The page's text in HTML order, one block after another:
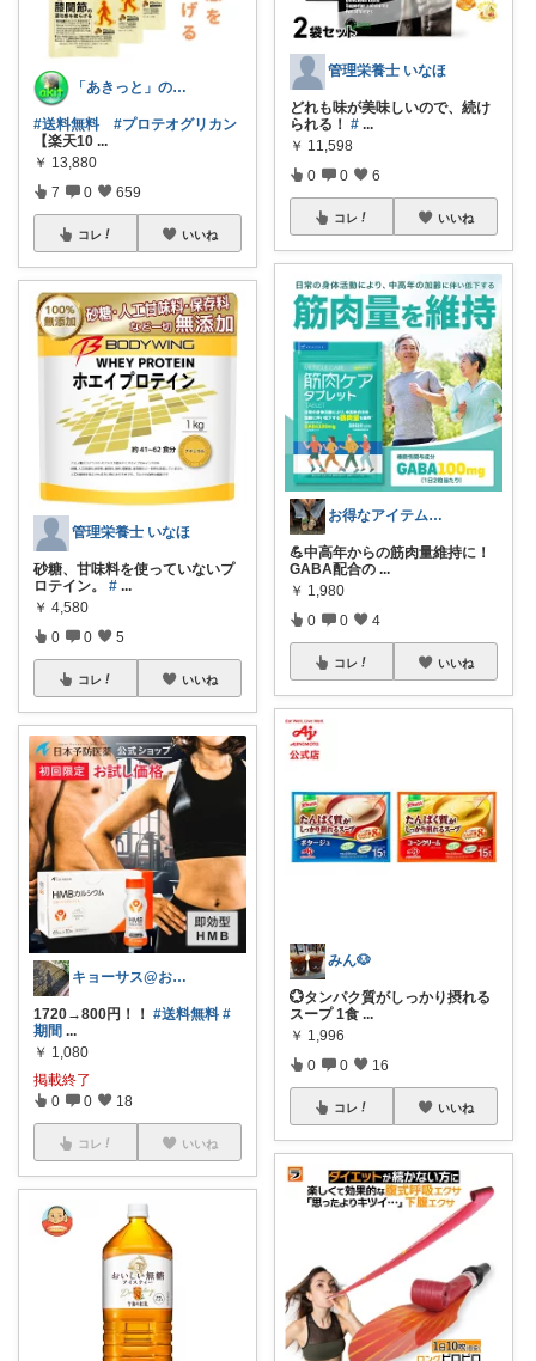
「あきっと」の癒やし部屋！
#送料無料
#プロテオグリカン
【楽天10 ...
￥ 13,880
7 0 659
コレ いいね
管理栄養士 いなほ
砂糖、甘味料を使っていないプ
ロテイン。 # ...
￥ 4,580
0 0 5
コレ いいね
キョーサス@お得、高P、便利グッズ
1720→800円！！ #送料無料 #
期間 ...
￥ 1,080
掲載終了
0 0 18
コレ いいね
管理栄養士 いなほ
どれも味が美味しいので、続け
られる！ # ...
￥ 11,598
0 0 6
コレ いいね
お得なアイテムROOM
💪中高年からの筋肉量維持に！
GABA配合の ...
￥ 1,980
0 0 4
コレ いいね
みん🐶
💮タンパク質がしっかり摂れる
スープ 1食 ...
￥ 1,996
0 0 16
コレ いいね